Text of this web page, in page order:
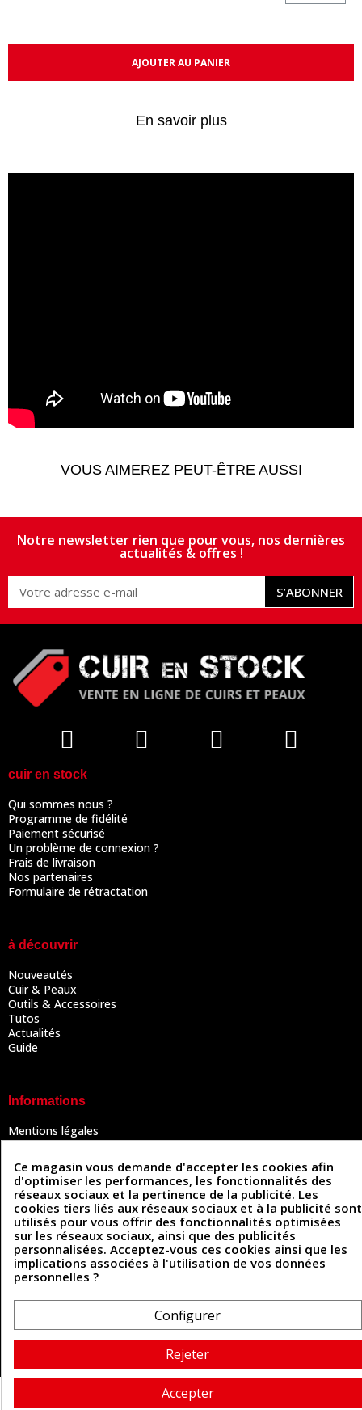
AJOUTER AU PANIER
En savoir plus
VOUS AIMEREZ PEUT-ÊTRE AUSSI
Notre newsletter rien que pour vous, nos dernières
actualités & offres !
S’ABONNER
cuir en stock
Qui sommes nous ?
Programme de fidélité
Paiement sécurisé
Un problème de connexion ?
Frais de livraison
Nos partenaires
Formulaire de rétractation
à découvrir
Nouveautés
Cuir & Peaux
Outils & Accessoires
Tutos
Actualités
Guide
Informations
Mentions légales
Conditions Générales de Vente
Politique de confidentialité
Politique des cookies
Contactez-nous
Coordonnées
493 Chemin de Catougnac
81300 Graulhet
contact@cuirenstock.com
Cuirenstock © 2026 - Une création Quatrys 💙
Ce magasin vous demande d'accepter les cookies afin
d'optimiser les performances, les fonctionnalités des
réseaux sociaux et la pertinence de la publicité. Les
cookies tiers liés aux réseaux sociaux et à la publicité sont
utilisés pour vous offrir des fonctionnalités optimisées
sur les réseaux sociaux, ainsi que des publicités
personnalisées. Acceptez-vous ces cookies ainsi que les
implications associées à l'utilisation de vos données
personnelles ?
Configurer
Rejeter
Accepter